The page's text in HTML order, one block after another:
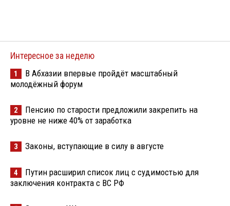
Интересное за неделю
1
В Абхазии впервые пройдёт масштабный
молодёжный форум
2
Пенсию по старости предложили закрепить на
уровне не ниже 40% от заработка
3 Законы, вступающие в силу в августе
4
Путин расширил список лиц с судимостью для
заключения контракта с ВС РФ